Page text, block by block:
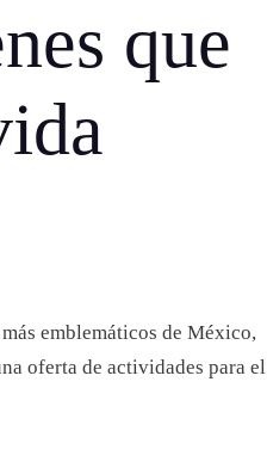
que
emblemáticos de México,
oferta de actividades para el